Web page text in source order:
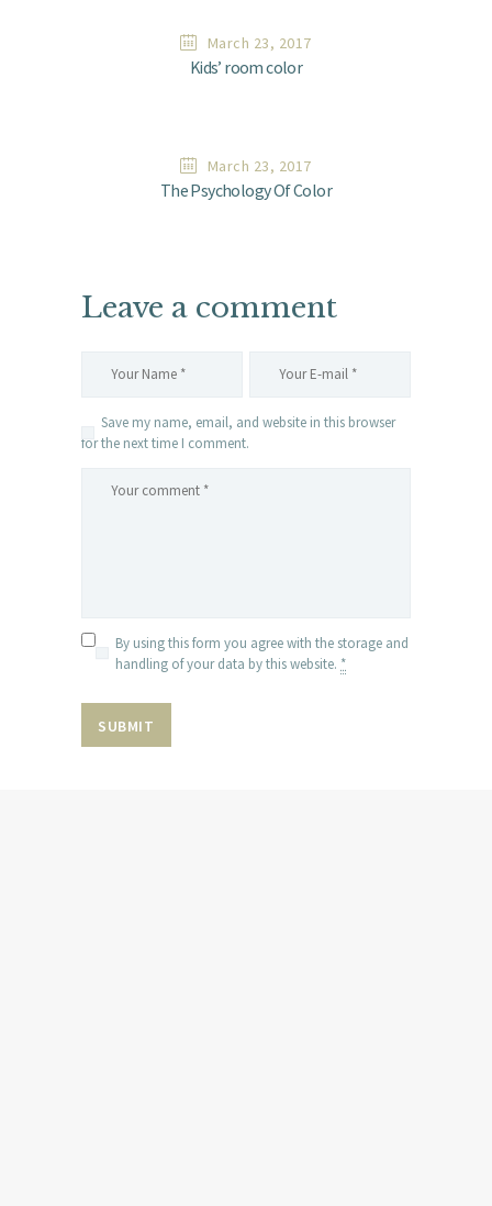
March 23, 2017
Kids’ room color
March 23, 2017
The Psychology Of Color
Leave a comment
Save my name, email, and website in this browser
for the next time I comment.
By using this form you agree with the storage and
handling of your data by this website. *